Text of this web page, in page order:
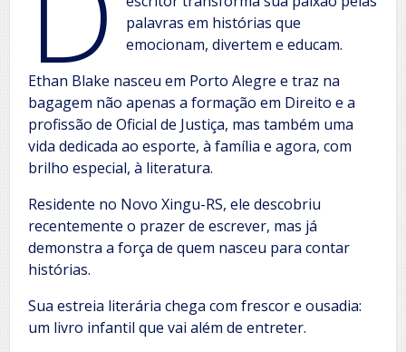
palavras em histórias que
emocionam, divertem e educam.
Ethan Blake nasceu em Porto Alegre e traz na
bagagem não apenas a formação em Direito e a
profissão de Oficial de Justiça, mas também uma
vida dedicada ao esporte, à família e agora, com
brilho especial, à literatura.
Residente no Novo Xingu-RS, ele descobriu
recentemente o prazer de escrever, mas já
demonstra a força de quem nasceu para contar
histórias.
Sua estreia literária chega com frescor e ousadia:
um livro infantil que vai além de entreter.